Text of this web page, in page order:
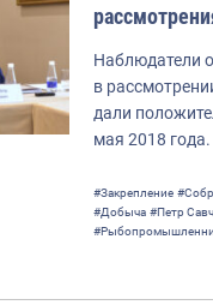
Наблюдатели
в
дали
мая 2018
#Закрепление
#Добыча #Петр